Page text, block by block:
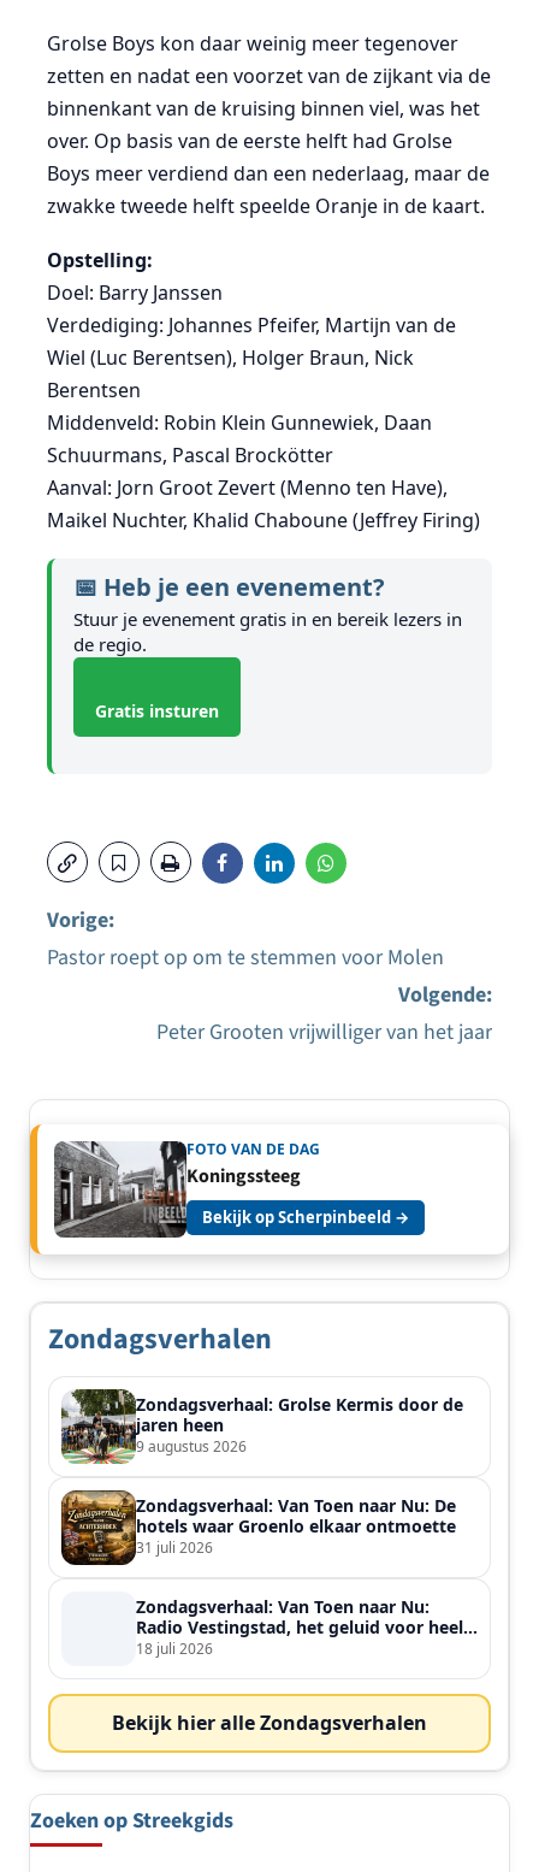
Grolse Boys kon daar weinig meer tegenover
zetten en nadat een voorzet van de zijkant via de
binnenkant van de kruising binnen viel, was het
over. Op basis van de eerste helft had Grolse
Boys meer verdiend dan een nederlaag, maar de
zwakke tweede helft speelde Oranje in de kaart.
Opstelling:
Doel: Barry Janssen
Verdediging: Johannes Pfeifer, Martijn van de
Wiel (Luc Berentsen), Holger Braun, Nick
Berentsen
Middenveld: Robin Klein Gunnewiek, Daan
Schuurmans, Pascal Brockötter
Aanval: Jorn Groot Zevert (Menno ten Have),
Maikel Nuchter, Khalid Chaboune (Jeffrey Firing)
📅 Heb je een evenement?
Stuur je evenement gratis in en bereik lezers in
de regio.
Gratis insturen
Bericht
navigatie
Vorige:
Pastor roept op om te stemmen voor Molen
Volgende:
Peter Grooten vrijwilliger van het jaar
FOTO VAN DE DAG
Koningssteeg
Bekijk op Scherpinbeeld →
Zondagsverhalen
Zondagsverhaal: Grolse Kermis door de
jaren heen
9 augustus 2026
Zondagsverhaal: Van Toen naar Nu: De
hotels waar Groenlo elkaar ontmoette
31 juli 2026
Zondagsverhaal: Van Toen naar Nu:
Radio Vestingstad, het geluid voor heel
de streek
18 juli 2026
Bekijk hier alle Zondagsverhalen
Zoeken op Streekgids